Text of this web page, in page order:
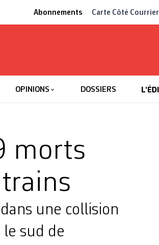
Abonnements Carte Côté Courrier
OPINIONS DOSSIERS
morts
une collision
sud de